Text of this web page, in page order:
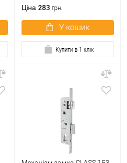
Ціна 283 грн.
У кошик
Купити в 1 клік